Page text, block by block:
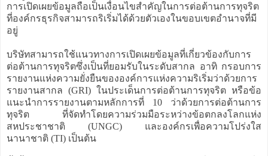
การเปิดเผยข้อมูลถือเป็นเงื่อนไขสำคัญในการต่อต้านการทุจริต
ที่องค์กรธุรกิจสามารถริเริ่มได้ด้วยตัวเองในขอบเขตอำนาจที่มี
อยู่
บริษัทสามารถใช้แนวทางการเปิดเผยข้อมูลที่เกี่ยวข้องกับการ
ต่อต้านการทุจริตซึ่งเป็นที่ยอมรับในระดับสากล อาทิ กรอบการ
รายงานแห่งความยั่งยืนขององค์การแห่งความริเริ่มว่าด้วยการ
รายงานสากล (GRI) ในประเด็นการต่อต้านการทุจริต หรือข้อ
แนะนำการรายงานตามหลักการที่ 10 ว่าด้วยการต่อต้านการ
ทุจริต ที่จัดทำโดยความร่วมมือระหว่างข้อตกลงโลกแห่ง
สหประชาชาติ (UNGC) และองค์กรเพื่อความโปร่งใส
นานาชาติ (TI) เป็นต้น